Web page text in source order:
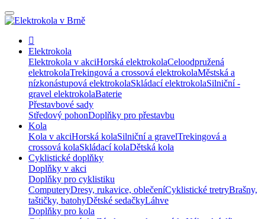
Elektrokola
Elektrokola v akciHorská elektrokolaCeloodpružená
elektrokolaTrekingová a crossová elektrokolaMěstská a
nízkonástupová elektrokolaSkládací elektrokolaSilniční -
gravel elektrokolaBaterie
Přestavbové sady
Středový pohonDoplňky pro přestavbu
Kola
Kola v akciHorská kolaSilniční a gravelTrekingová a
crossová kolaSkládací kolaDětská kola
Cyklistické doplňky
Doplňky v akci
Doplňky pro cyklistiku
ComputeryDresy, rukavice, oblečeníCyklistické tretryBrašny,
taštičky, batohyDětské sedačkyLáhve
Doplňky pro kola